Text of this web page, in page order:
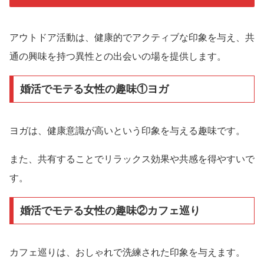
アウトドア活動は、健康的でアクティブな印象を与え、共
通の興味を持つ異性との出会いの場を提供します。
婚活でモテる女性の趣味①ヨガ
ヨガは、健康意識が高いという印象を与える趣味です。
また、共有することでリラックス効果や共感を得やすいで
す。
婚活でモテる女性の趣味②カフェ巡り
カフェ巡りは、おしゃれで洗練された印象を与えます。